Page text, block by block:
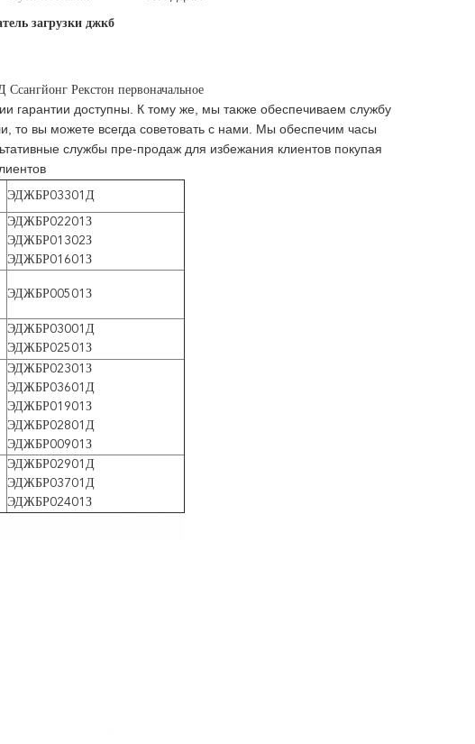
загрузки джкб
Рекстон первоначальное
гарантии доступны. К тому же, мы также обеспечиваем службу
то вы можете всегда советовать с нами. Мы обеспечим часы
службы пре-продаж для избежания клиентов покупая
ЭДЖБР03301Д
ЭДЖБР02201З
ЭДЖБР01302З
ЭДЖБР01601З
ЭДЖБР00501З
ЭДЖБР03001Д
ЭДЖБР02501З
ЭДЖБР02301З
ЭДЖБР03601Д
ЭДЖБР01901З
ЭДЖБР02801Д
ЭДЖБР00901З
ЭДЖБР02901Д
ЭДЖБР03701Д
ЭДЖБР02401З